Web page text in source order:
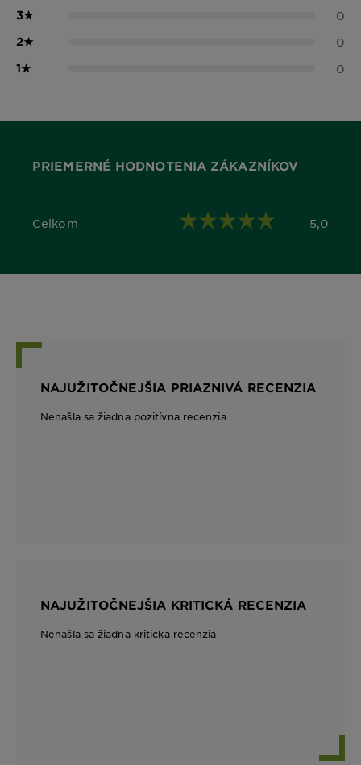
3★ 0
2★ 0
1★ 0
PRIEMERNÉ HODNOTENIA ZÁKAZNÍKOV
Celkom
5,0 out of 5 stars 5,0
NAJUŽITOČNEJŠIA PRIAZNIVÁ RECENZIA
Nenašla sa žiadna pozitívna recenzia
NAJUŽITOČNEJŠIA KRITICKÁ RECENZIA
Nenašla sa žiadna kritická recenzia